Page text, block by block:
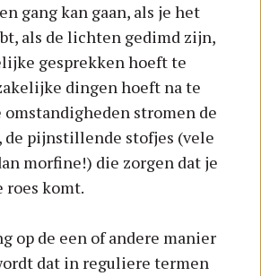
gang kan gaan, als je het
als de lichten gedimd zijn,
gesprekken hoeft te
dingen hoeft na te
omstandigheden stromen de
de pijnstillende stofjes (vele
morfine!) die zorgen dat je
komt.
op de een of andere manier
dat in reguliere termen